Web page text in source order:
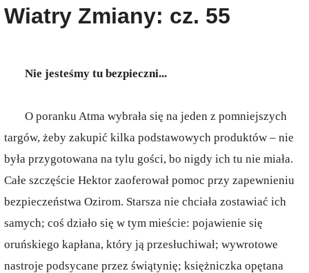
Wiatry Zmiany: cz. 55
Nie jesteśmy tu bezpieczni...
O poranku Atma wybrała się na jeden z pomniejszych
targów, żeby zakupić kilka podstawowych produktów – nie
była przygotowana na tylu gości, bo nigdy ich tu nie miała.
Całe szczęście Hektor zaoferował pomoc przy zapewnieniu
bezpieczeństwa Ozirom. Starsza nie chciała zostawiać ich
samych; coś działo się w tym mieście: pojawienie się
oruńskiego kapłana, który ją przesłuchiwał; wywrotowe
nastroje podsycane przez świątynię; księżniczka opętana